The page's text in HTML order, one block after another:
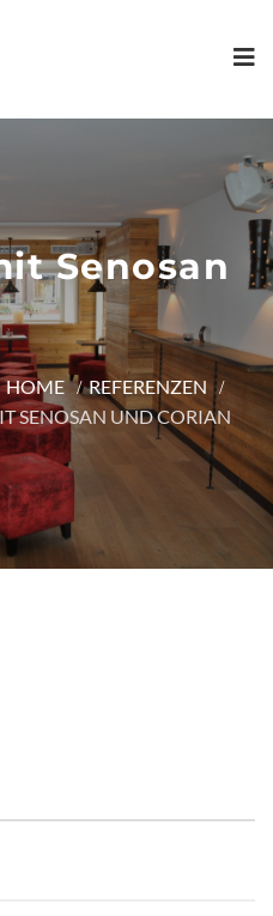
Senosan
HOME
REFERENZEN
SENOSAN UND CORIAN